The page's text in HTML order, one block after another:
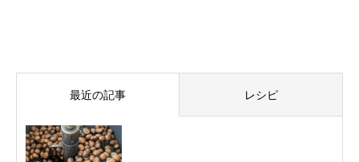
最近の記事 レシピ